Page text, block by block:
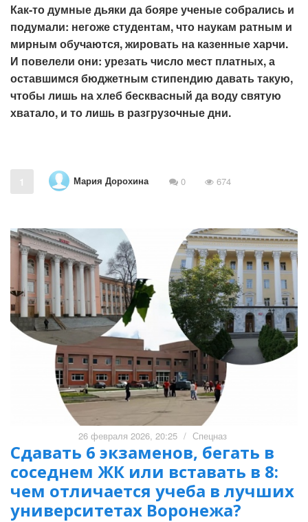
Как-то думные дьяки да бояре ученые собрались и
подумали: негоже студентам, что наукам ратным и
мирным обучаются, жировать на казенные харчи.
И повелели они: урезать число мест платных, а
оставшимся бюджетным стипендию давать такую,
чтобы лишь на хлеб бесквасный да воду святую
хватало, и то лишь в разгрузочные дни.
1 Мария Дорохина 0 674
26 февраля 2026, 20:25 / Спецназ
Сдавать 6 экзаменов, бегать в
соседнем ЖК или вставать в 8:
чем отличается учеба в лучших
университетах Воронежа?